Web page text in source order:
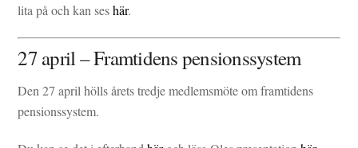
lita på och kan seshär.
27 april – Framtidens pensionssystem
Den 27 april hölls årets tredje medlemsmöte om framtidens
pensionssystem.